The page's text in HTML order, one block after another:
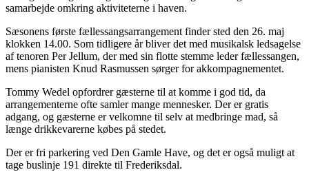
samarbejde omkring aktiviteterne i haven.
Sæsonens første fællessangsarrangement finder sted den 26. maj
klokken 14.00. Som tidligere år bliver det med musikalsk ledsagelse
af tenoren Per Jellum, der med sin flotte stemme leder fællessangen,
mens pianisten Knud Rasmussen sørger for akkompagnementet.
Tommy Wedel opfordrer gæsterne til at komme i god tid, da
arrangementerne ofte samler mange mennesker. Der er gratis
adgang, og gæsterne er velkomne til selv at medbringe mad, så
længe drikkevarerne købes på stedet.
Der er fri parkering ved Den Gamle Have, og det er også muligt at
tage buslinje 191 direkte til Frederiksdal.